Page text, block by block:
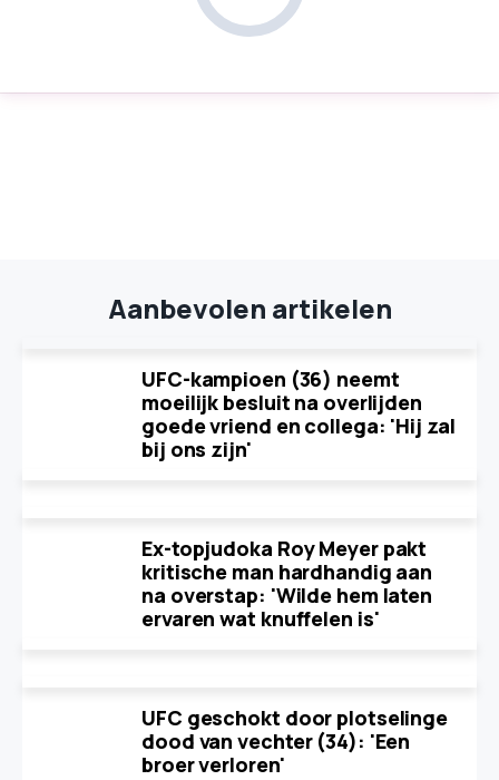
Aanbevolen artikelen
UFC-kampioen (36) neemt
moeilijk besluit na overlijden
goede vriend en collega: 'Hij zal
bij ons zijn'
Ex-topjudoka Roy Meyer pakt
kritische man hardhandig aan
na overstap: 'Wilde hem laten
ervaren wat knuffelen is'
UFC geschokt door plotselinge
dood van vechter (34): 'Een
broer verloren'